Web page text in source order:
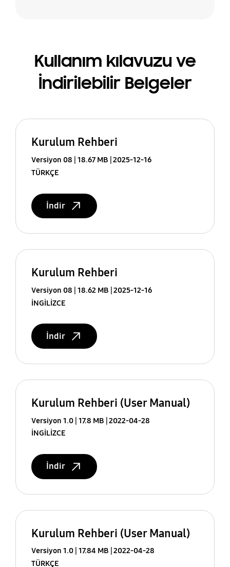
Kullanım kılavuzu ve
İndirilebilir Belgeler
Kurulum Rehberi
Versiyon 08 18.67 MB 2025-12-16
TÜRKÇE
İndir
Kurulum Rehberi
Versiyon 08 18.62 MB 2025-12-16
İNGİLİZCE
İndir
Kurulum Rehberi (User Manual)
Versiyon 1.0 17.8 MB 2022-04-28
İNGİLİZCE
İndir
Kurulum Rehberi (User Manual)
Versiyon 1.0 17.84 MB 2022-04-28
TÜRKÇE